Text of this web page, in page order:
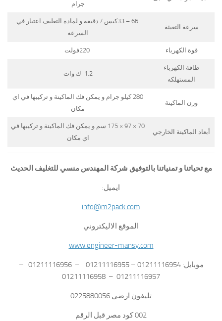
جرام
سرعة التعبئة
66 – 33كيس / دقيقة و لمادة التغليف اعتبار في
السرعه
قوة الكهرباء
طاقة الكهرباء
المستهلكه
1.2 ك وات
وزن الماكينة
280 كيلو جرام و يمكن فك الماكينة و تركيبها في اي
مكان
أبعاد الماكينة الخارجي
70 × 97 × 175 سم و يمكن فك الماكينة و تركيبها في
اي مكان
مع تحياتنا و تمنياتنا بالتوفيق شركة المهندس منسي للتغليف الحديث
ايميل:
info@m2pack.com
الموقع الاليكتروني
www.engineer-mansy.com
موبايل: 01211116954 – 01211116955 – 01211116956 –
01211116957 – 01211116958
تليفون ارضي 0225880056
002 كود مصر قبل الرقم